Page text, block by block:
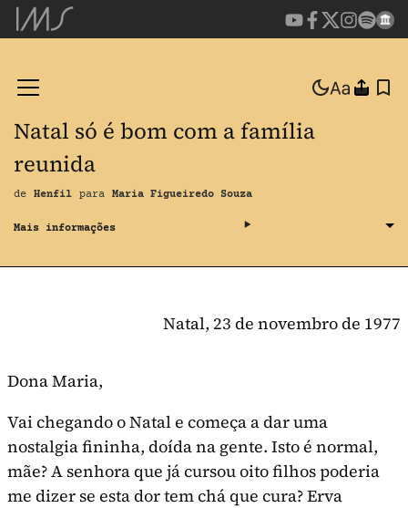
Natal só é bom com a família
reunida
de Henfil para Maria Figueiredo Souza
Natal, 23 de novembro de 1977
Dona Maria,
Vai chegando o Natal e começa a dar uma
nostalgia fininha, doída na gente. Isto é normal,
mãe? A senhora que já cursou oito filhos poderia
me dizer se esta dor tem chá que cura? Erva